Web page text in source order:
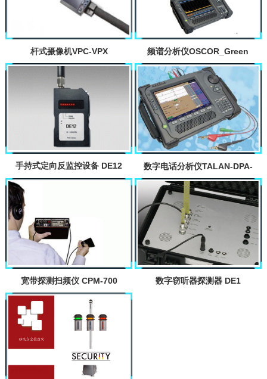
杆式摄像机VPC-VPX 频谱分析仪OSCOR_Green
手持式定向反监控设备 DE12
数字电话分析仪TALAN-DPA-
7000
宽带探测扫频仪 CPM-700 数字窃听器探测器 DE1